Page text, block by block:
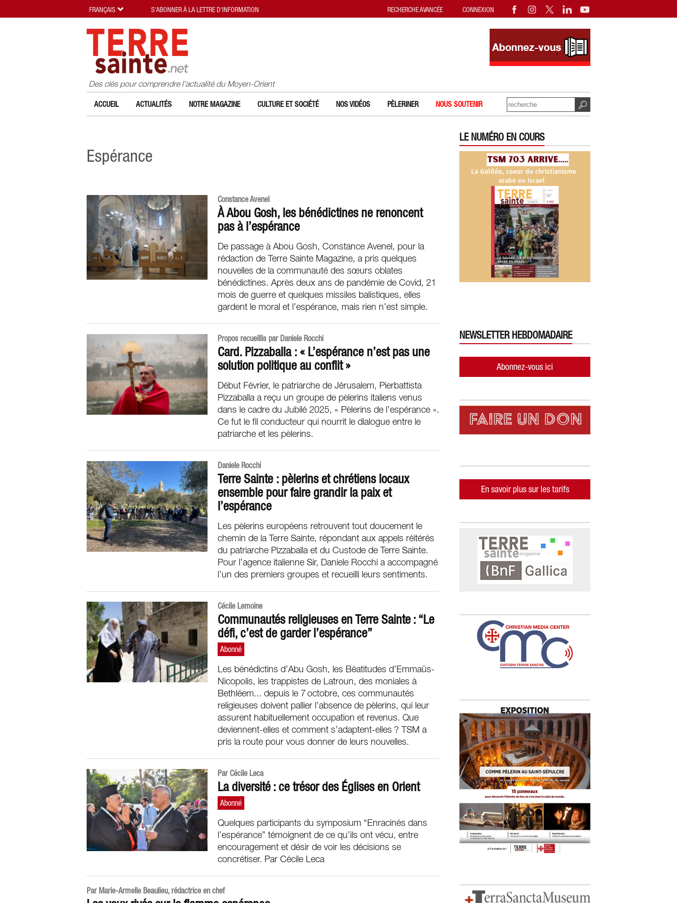
Des clés pour comprendre l’actualité du Moyen-Orient
ACCUEIL ACTUALITÉS NOTRE MAGAZINE CULTURE ET SOCIÉTÉ NOS VIDÉOS PÈLERINER NOUS SOUTENIR
Espérance
Constance Avenel
À Abou Gosh, les bénédictines ne renoncent
pas à l’espérance
De passage à Abou Gosh, Constance Avenel, pour la
rédaction de Terre Sainte Magazine, a pris quelques
nouvelles de la communauté des sœurs oblates
bénédictines. Après deux ans de pandémie de Covid, 21
mois de guerre et quelques missiles balistiques, elles
gardent le moral et l’espérance, mais rien n’est simple.
Propos recueillis par Daniele Rocchi
Card. Pizzaballa : « L’espérance n’est pas une
solution politique au conflit »
Début Février, le patriarche de Jérusalem, Pierbattista
Pizzaballa a reçu un groupe de pèlerins italiens venus
dans le cadre du Jubilé 2025, « Pèlerins de l’espérance ».
Ce fut le fil conducteur qui nourrit le dialogue entre le
patriarche et les pèlerins.
Daniele Rocchi
Terre Sainte : pèlerins et chrétiens locaux
ensemble pour faire grandir la paix et
l’espérance
Les pèlerins européens retrouvent tout doucement le
chemin de la Terre Sainte, répondant aux appels réitérés
du patriarche Pizzaballa et du Custode de Terre Sainte.
Pour l’agence italienne Sir, Daniele Rocchi a accompagné
l’un des premiers groupes et recueilli leurs sentiments.
Cécile Lemoine
Communautés religieuses en Terre Sainte : “Le
défi, c’est de garder l’espérance”
Les bénédictins d’Abu Gosh, les Béatitudes d’Emmaüs-
Nicopolis, les trappistes de Latroun, des moniales à
Bethléem... depuis le 7 octobre, ces communautés
religieuses doivent pallier l’absence de pèlerins, qui leur
assurent habituellement occupation et revenus. Que
deviennent-elles et comment s’adaptent-elles ? TSM a
pris la route pour vous donner de leurs nouvelles.
Par Cécile Leca
La diversité : ce trésor des Églises en Orient
Quelques participants du symposium “Enracinés dans
l’espérance” témoignent de ce qu’ils ont vécu, entre
encouragement et désir de voir les décisions se
concrétiser. Par Cécile Leca
Par Marie-Armelle Beaulieu, rédactrice en chef
LE NUMÉRO EN COURS
NEWSLETTER HEBDOMADAIRE
Abonnez-vous ici
En savoir plus sur les tarifs
RECHERCHE AVANCÉE CONNEXION
FRANÇAIS S'ABONNER À LA LETTRE D'INFORMATION